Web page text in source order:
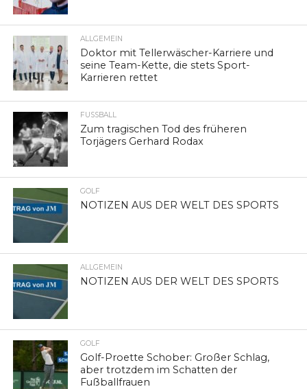
ALLGEMEIN
Doktor mit Tellerwäscher-Karriere und
seine Team-Kette, die stets Sport-
Karrieren rettet
FUSSBALL
Zum tragischen Tod des früheren
Torjägers Gerhard Rodax
GOLF
NOTIZEN AUS DER WELT DES SPORTS
ALLGEMEIN
NOTIZEN AUS DER WELT DES SPORTS
GOLF
Golf-Proette Schober: Großer Schlag,
aber trotzdem im Schatten der
Fußballfrauen